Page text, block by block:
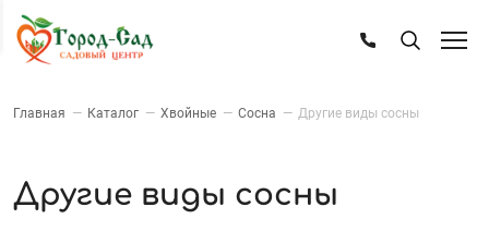
Главная — Каталог — Хвойные — Сосна — Другие виды сосны
Другие виды сосны